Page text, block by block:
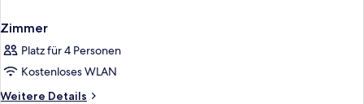
Zimmer
Platz für 4 Personen
Kostenloses WLAN
Weitere Details
Weitere